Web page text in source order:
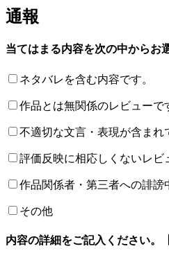
通報
当てはまる内容を次の中からお
ネタバレを含む内容です。
作品とは無関係のレビューで
不適切な文言・表現が含ま
評価反映に相応しくないレ
作品関係者・第三者への誹
その他
内容の詳細をご記入ください。